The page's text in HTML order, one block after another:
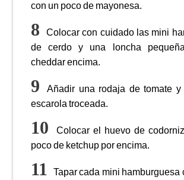
con un poco de mayonesa.
Colocar con cuidado las mini
de cerdo y una loncha
cheddar encima.
Añadir una rodaja de tomate
escarola troceada.
Colocar el huevo de
poco de ketchup por encima.
Tapar cada mini hamburguesa